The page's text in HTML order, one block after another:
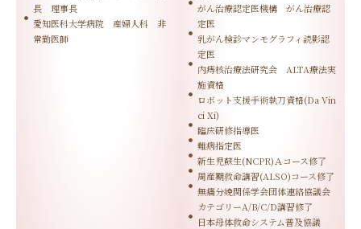
長 理事長
愛知医科大学病院 産婦人科 非
常勤医師
がん治療認定医機構 がん治療認
定医
乳がん検診マンモグラフィ読影認
定医
内痔核治療法研究会 ALTA療法実
施資格
ロボット支援手術執刀資格(Da Vin
ci Xi)
臨床研修指導医
難病指定医
新生児蘇生(NCPR)Ａコース修了
周産期救命講習(ALSO)コース修了
無痛分娩関係学会団体連絡協議会
カテゴリーA/B/C/D講習修了
日本母体救命システム普及協議